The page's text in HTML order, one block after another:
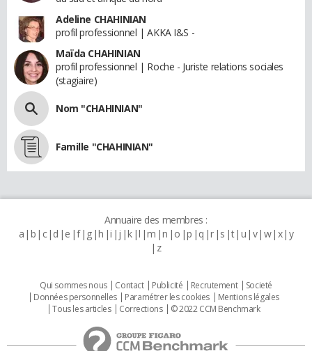
Adeline CHAHINIAN
profil professionnel | AKKA I&S -
Maïda CHAHINIAN
profil professionnel | Roche - Juriste relations sociales
(stagiaire)
Nom "CHAHINIAN"
Famille "CHAHINIAN"
Annuaire des membres :
a b c d e f g h i j k l m n o p q r s t u v w x y
z
Qui sommes nous Contact Publicité Recrutement
Societé
Données personnelles
Paramétrer les cookies
Mentions légales
Tous les articles
Corrections © 2022 CCM Benchmark